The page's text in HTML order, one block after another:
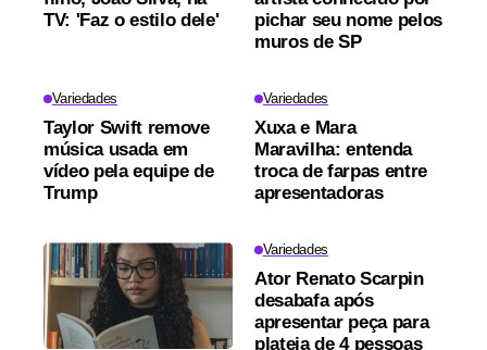
TV: 'Faz o estilo dele'
pichar seu nome pelos
muros de SP
Variedades
Taylor Swift remove
música usada em
vídeo pela equipe de
Trump
Variedades
Xuxa e Mara
Maravilha: entenda
troca de farpas entre
apresentadoras
Variedades
Ator Renato Scarpin
desabafa após
apresentar peça para
plateia de 4 pessoas